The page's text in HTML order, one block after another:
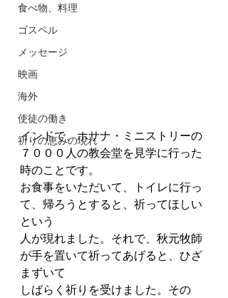
食べ物、料理
ゴスペル
メッセージ
映画
海外
使徒の働き
祈りの恵みの現れ
インドで、ホサナ・ミニストリーの
７０００人の教会堂を見学に行った
時のことです。
お食事をいただいて、トイレに行っ
て、帰ろうとすると、祈ってほしい
という
人が現れました。それで、秋元牧師
が手を置いて祈ってあげると、ひざ
まずいて
しばらく祈りを受けました。その